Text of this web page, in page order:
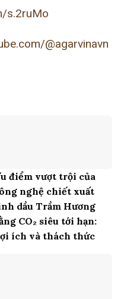
s.2ruMo
@agarvinavn
điểm vượt trội của
nghệ chiết xuất
dầu Trầm Hương
CO₂ siêu tới hạn:
ích và thách thức